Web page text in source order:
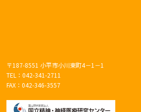
〒187-8551 小平市小川東町4－1－1
TEL：042-341-2711
FAX：042-346-3557